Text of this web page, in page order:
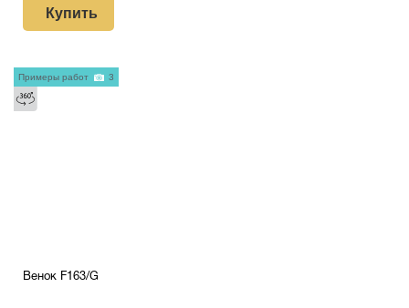
Купить
Венок F163/G
Примеры работ 3